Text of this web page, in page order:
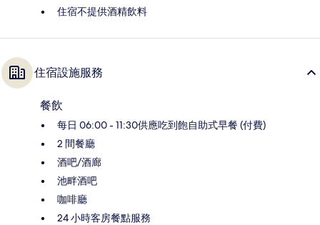
住宿不提供酒精飲料
住宿設施服務
餐飲
每日 06:00 - 11:30供應吃到飽自助式早餐 (付費)
2 間餐廳
酒吧/酒廊
池畔酒吧
咖啡廳
24 小時客房餐點服務